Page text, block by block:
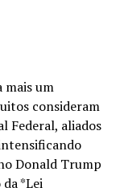
mais um
consideram
Federal, aliados
Donald Trump
*Lei